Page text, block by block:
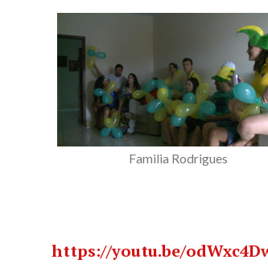
Familia Rodrigues
https://youtu.be/